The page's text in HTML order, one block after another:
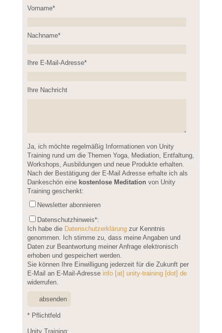
Vorname*
Nachname*
Please leave this field empty.
Ihre E-Mail-Adresse*
Ihre Nachricht
Please leave this field empty.
Ja, ich möchte regelmäßig Informationen von Unity
Training rund um die Themen Yoga, Mediation, Entfaltung,
Workshops, Ausbildungen und neue Produkte erhalten.
Nach der Bestätigung der E-Mail Adresse erhalte ich als
Dankeschön eine kostenlose Meditation von Unity
Training geschenkt:
Newsletter abonnieren
Datenschutzhinweis*:
Ich habe die Datenschutzerklärungzur Kenntnis
genommen. Ich stimme zu, dass meine Angaben und
Daten zur Beantwortung meiner Anfrage elektronisch
erhoben und gespeichert werden.
Sie können Ihre Einwilligung jederzeit für die Zukunft per
E-Mail an E-Mail-Adresse info [at] unity-training [dot] de
widerrufen.
* Pflichtfeld
Unity Training: